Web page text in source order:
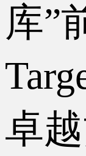
库”
卓